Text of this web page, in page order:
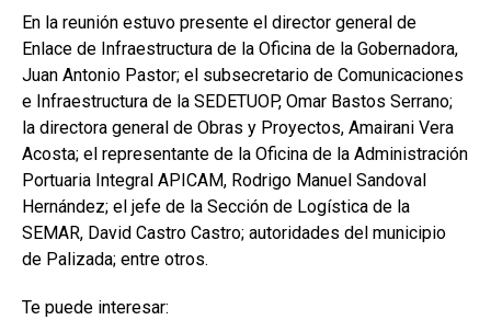
En la reunión estuvo presente el director general de
Enlace de Infraestructura de la Oficina de la Gobernadora,
Juan Antonio Pastor; el subsecretario de Comunicaciones
e Infraestructura de la SEDETUOP, Omar Bastos Serrano;
la directora general de Obras y Proyectos, Amairani Vera
Acosta; el representante de la Oficina de la Administración
Portuaria Integral APICAM, Rodrigo Manuel Sandoval
Hernández; el jefe de la Sección de Logística de la
SEMAR, David Castro Castro; autoridades del municipio
de Palizada; entre otros.
Te puede interesar: